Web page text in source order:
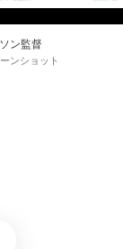
ン監督
ンショット